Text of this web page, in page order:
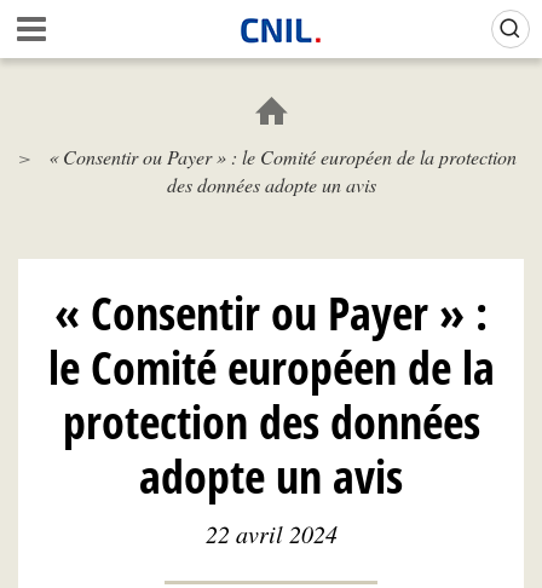
Aller
au
contenu
c
i
l
N
L
« Consentir ou Payer » : le Comité européen de la protection
des données adopte un avis
« Consentir ou Payer » :
le Comité européen de la
protection des données
adopte un avis
22 avril 2024
Gestion de vos préférences sur les cookies (témoins de connexion)